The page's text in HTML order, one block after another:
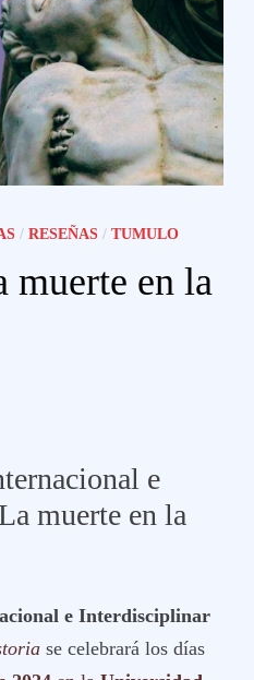
/RESEÑAS /TUMULO
muerte en la
e
muerte en la
e Interdisciplinar
se celebrará los días